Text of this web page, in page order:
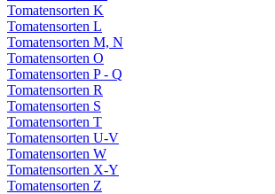
Tomatensorten K
Tomatensorten L
Tomatensorten M, N
Tomatensorten O
Tomatensorten P - Q
Tomatensorten R
Tomatensorten S
Tomatensorten T
Tomatensorten U-V
Tomatensorten W
Tomatensorten X-Y
Tomatensorten Z